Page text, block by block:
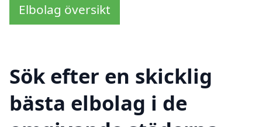
Elbolag översikt
Sök efter en skicklig
bästa elbolag i de